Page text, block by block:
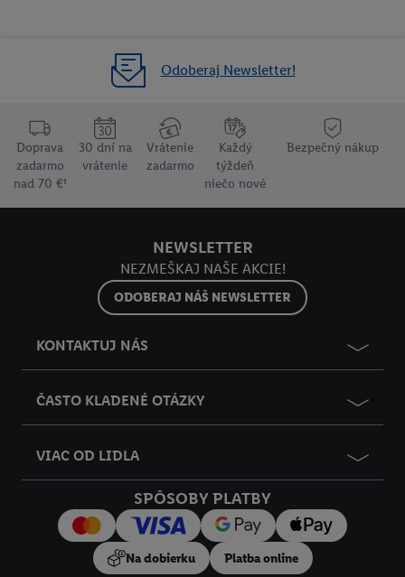
Odoberaj Newsletter!
Doprava
zadarmo
nad 70 €¹
30 dní na
vrátenie
Vrátenie
zadarmo
Každý
týždeň
niečo nové
Bezpečný nákup
NEWSLETTER
NEZMEŠKAJ NAŠE AKCIE!
ODOBERAJ NÁŠ NEWSLETTER
KONTAKTUJ NÁS
ČASTO KLADENÉ OTÁZKY
VIAC OD LIDLA
SPÔSOBY PLATBY
Na dobierku Platba online